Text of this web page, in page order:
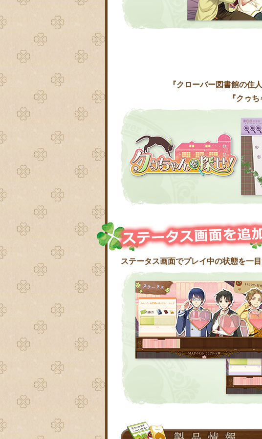
『クローバー図書館の住
『クゥ
ステータス画面でプレイ中の状態を一